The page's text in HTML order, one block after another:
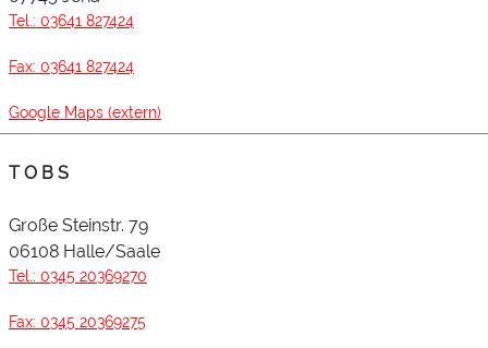
Tel.: 03641 827424
Fax: 03641 827424
Google Maps (extern)
T O B S
Große Steinstr. 79
06108 Halle/Saale
Tel.: 0345 20369270
Fax: 0345 20369275